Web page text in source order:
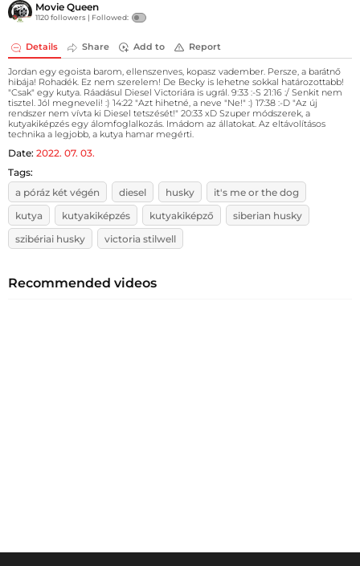
Movie Queen
1120 followers | Followed:
Details Share Add to Report
Jordan egy egoista barom, ellenszenves, kopasz vadember. Persze, a barátnő
hibája! Rohadék. Ez nem szerelem! De Becky is lehetne sokkal határozottabb!
"Csak" egy kutya. Ráadásul Diesel Victoriára is ugrál. 9:33 :-S 21:16 :/ Senkit nem
tisztel. Jól megneveli! :) 14:22 "Azt hihetné, a neve "Ne!" :) 17:38 :-D "Az új
rendszer nem vívta ki Diesel tetszését!" 20:33 xD Szuper módszerek, a
kutyakiképzés egy álomfoglalkozás. Imádom az állatokat. Az eltávolításos
technika a legjobb, a kutya hamar megérti.
Date: 2022. 07. 03.
Tags:
a póráz két végén
diesel husky
it's me or the dog
kutya
kutyakiképzés kutyakiképző
siberian husky
szibériai husky
victoria stilwell
Recommended videos